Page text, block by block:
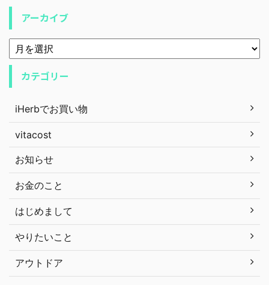
アーカイブ
カテゴリー
iHerbでお買い物
vitacost
お知らせ
お金のこと
はじめまして
やりたいこと
アウトドア